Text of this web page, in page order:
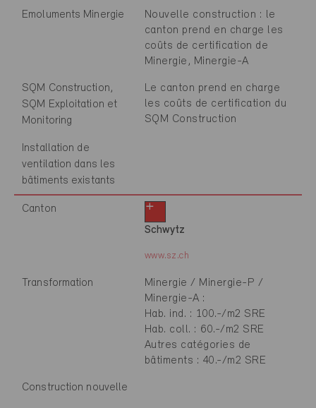
Emoluments Minergie
Nouvelle construction : le
canton prend en charge les
coûts de certification de
Minergie, Minergie-A
SQM Construction,
SQM Exploitation et
Monitoring
Le canton prend en charge
les coûts de certification du
SQM Construction
Installation de
ventilation dans les
bâtiments existants
Canton
Schwytz
www.sz.ch
Transformation
Minergie / Minergie-P /
Minergie-A :
Hab. ind. : 100.-/m2 SRE
Hab. coll. : 60.-/m2 SRE
Autres catégories de
bâtiments : 40.-/m2 SRE
Construction nouvelle